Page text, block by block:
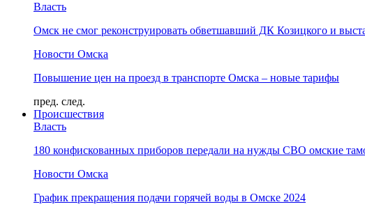
Власть
Омск не смог реконструировать обветшавший ДК Козицкого и
Новости Омска
Повышение цен на проезд в транспорте Омска – новые тарифы
пред. след.
Происшествия
Власть
180 конфискованных приборов передали на нужды СВО омские
Новости Омска
График прекращения подачи горячей воды в Омске 2024